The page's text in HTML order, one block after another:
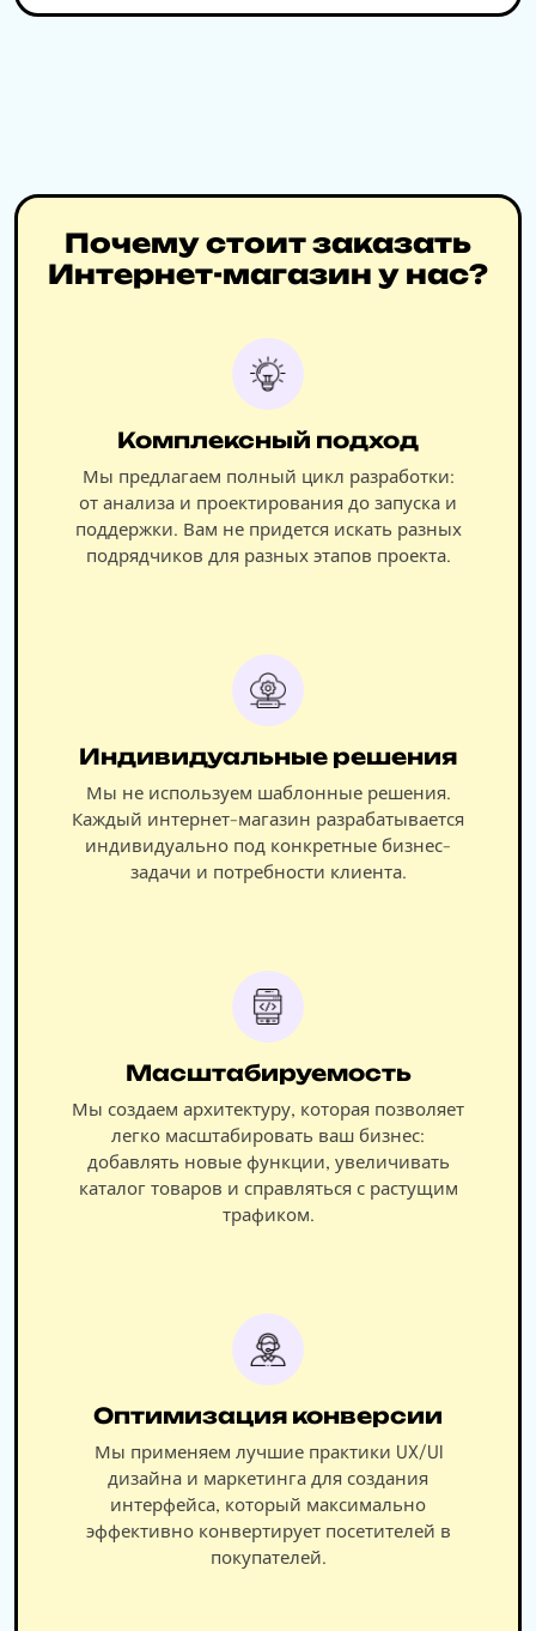
Почему стоит заказать
Интернет-магазин у нас?
Комплексный подход
Мы предлагаем полный цикл разработки:
от анализа и проектирования до запуска и
поддержки. Вам не придется искать разных
подрядчиков для разных этапов проекта.
Индивидуальные решения
Мы не используем шаблонные решения.
Каждый интернет-магазин разрабатывается
индивидуально под конкретные бизнес-
задачи и потребности клиента.
Масштабируемость
Мы создаем архитектуру, которая позволяет
легко масштабировать ваш бизнес:
добавлять новые функции, увеличивать
каталог товаров и справляться с растущим
трафиком.
Оптимизация конверсии
Мы применяем лучшие практики UX/UI
дизайна и маркетинга для создания
интерфейса, который максимально
эффективно конвертирует посетителей в
покупателей.